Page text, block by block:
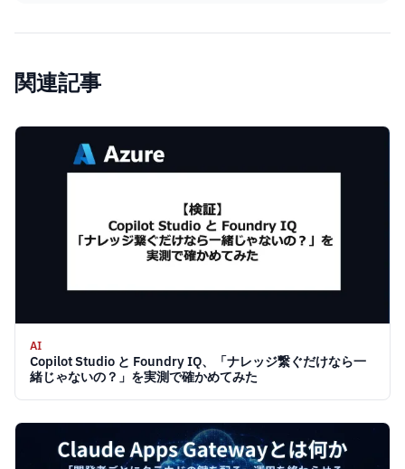
関連記事
AI
Copilot Studio と Foundry IQ、「ナレッジ繋ぐだけなら一
緒じゃないの？」を実測で確かめてみた